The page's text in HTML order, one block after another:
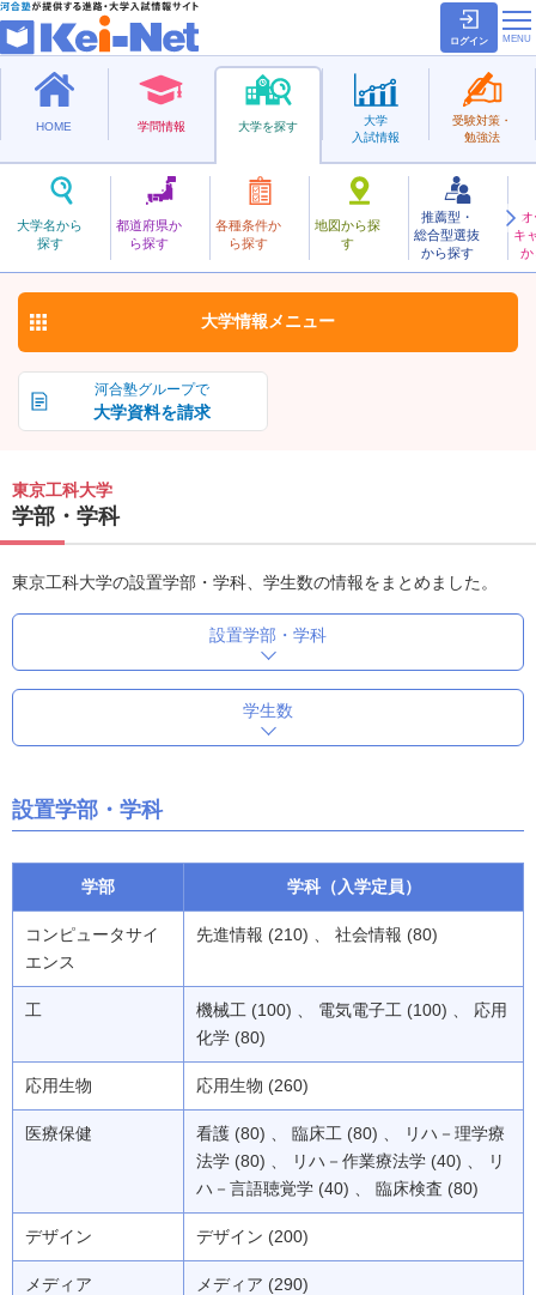
ログイン
HOME 学問情報 大学を探す
大学名から
探す
都道府県か
ら探す
各種条件か
ら探す
地図から探
す
推薦型・
総合型選抜
から探す
キ
か
大学
入試情報
受験対策・
勉強法
私立
とうきょうこうか
東京工科大学 お気に入り
河合塾グループで
大学資料を請求
大学情報 メニュー
東京工科大学
学部・学科
東京工科大学の設置学部・学科、学生数の情報をまとめました。
設置学部・学科
学生数
設置学部・学科
学部 学科（入学定員）
コンピュータサイ
エンス
先進情報 (210) 、 社会情報 (80)
工
機械工 (100) 、 電気電子工 (100) 、 応用
化学 (80)
応用生物 応用生物 (260)
医療保健
看護 (80) 、 臨床工 (80) 、 リハ－理学療
法学 (80) 、 リハ－作業療法学 (40) 、 リ
ハ－言語聴覚学 (40) 、 臨床検査 (80)
デザイン デザイン (200)
メディア メディア (290)